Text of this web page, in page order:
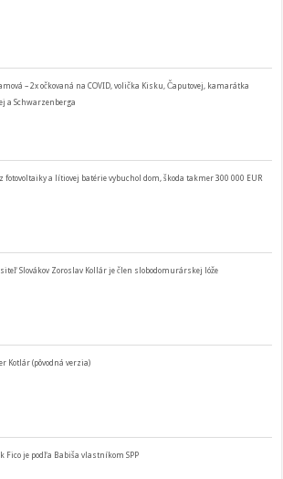
– 2x očkovaná na COVID, volička Kisku, Čaputovej, kamarátka
a Schwarzenberga
fotovoltaiky a lítiovej batérie vybuchol dom, škoda takmer 300 000 EUR
Slovákov Zoroslav Kollár je člen slobodomurárskej lóže
Kotlár (pôvodná verzia)
Fico je podľa Babiša vlastníkom SPP